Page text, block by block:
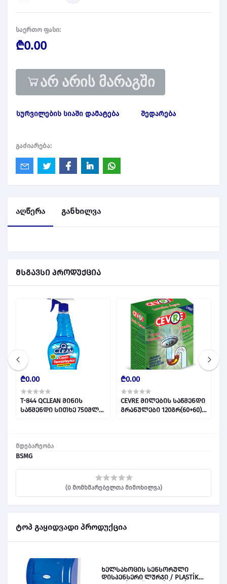
საერთო ფასი:
₾0.00
არ არის მარაგში
სურვილების სიაში დამატება შედარება
გაძიარება:
მდებარეობა
BSMG
(0 მომხმარებელთა მიმოხილვა)
ტოპ გაყიდვადი პროდუქცია
ხელსახოცის სენსორული
დისპენსერი ლურჯი / PLASTİK
აღწერა განხილვა
მსგავსი პროდუქცია
₾0.00
T-844 QCLEAN მინის
საწმენდი სითხე 750მლ
₾0.00
CEVRE მილების საწმენდი
გრანულები 120გრ(60+60)